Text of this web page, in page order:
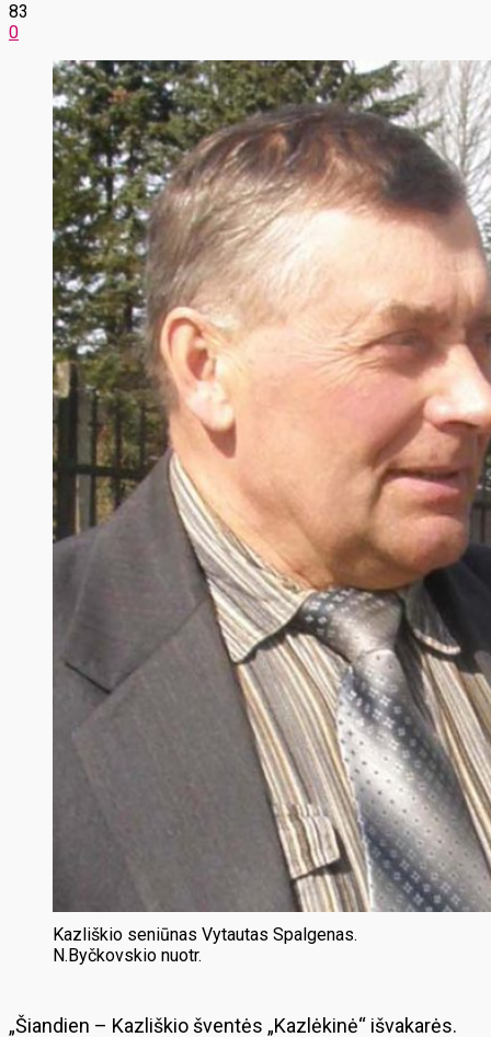
83
0
Kazliškio seniūnas Vytautas Spalgenas.
N.Byčkovskio nuotr.
„Šiandien – Kazliškio šventės „Kazlėkinė“ išvakarės.